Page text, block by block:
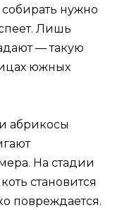
собирать нужно
Лишь
— такую
южных
абрикосы
На стадии
становится
повреждается.